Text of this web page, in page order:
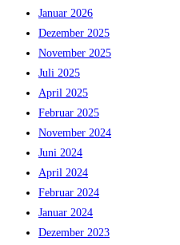
Januar 2026
Dezember 2025
November 2025
Juli 2025
April 2025
Februar 2025
November 2024
Juni 2024
April 2024
Februar 2024
Januar 2024
Dezember 2023